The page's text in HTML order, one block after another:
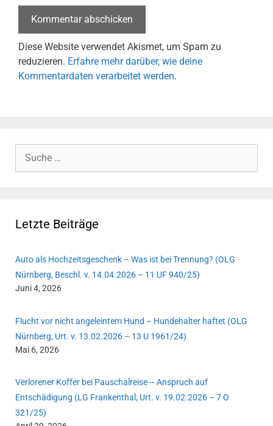
Diese Website verwendet Akismet, um Spam zu
reduzieren. Erfahre mehr darüber, wie deine
Kommentardaten verarbeitet werden.
Suche
Letzte Beiträge
Auto als Hochzeitsgeschenk – Was ist bei Trennung? (OLG
Nürnberg, Beschl. v. 14.04.2026 – 11 UF 940/25)
Juni 4, 2026
Flucht vor nicht angeleintem Hund – Hundehalter haftet (OLG
Nürnberg, Urt. v. 13.02.2026 – 13 U 1961/24)
Mai 6, 2026
Verlorener Koffer bei Pauschalreise – Anspruch auf
Entschädigung (LG Frankenthal, Urt. v. 19.02.2026 – 7 O
321/25)